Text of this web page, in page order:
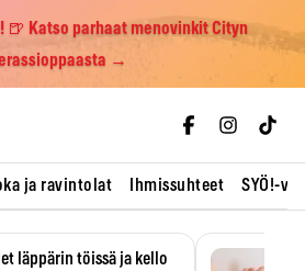
🍺 Katso parhaat menovinkit Cityn
→
ja ravintolat Ihmissuhteet SYÖ!-
läppärin töissä ja kello